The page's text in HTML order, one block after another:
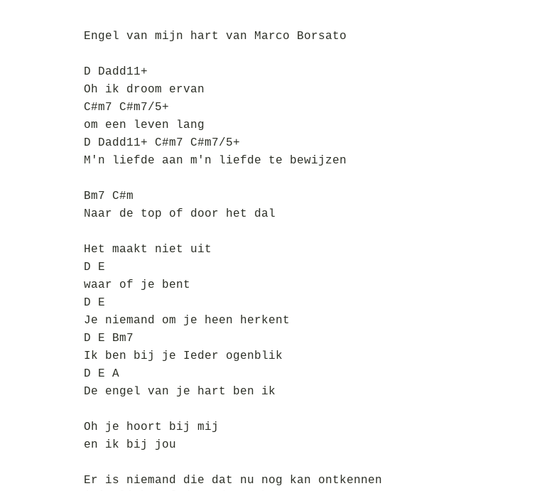
Engel van mijn hart van Marco Borsato
D Dadd11+
Oh ik droom ervan
C#m7 C#m7/5+
om een leven lang
D Dadd11+ C#m7 C#m7/5+
M'n liefde aan m'n liefde te bewijzen
Bm7 C#m
Naar de top of door het dal
Het maakt niet uit
D E
waar of je bent
D E
Je niemand om je heen herkent
D E Bm7
Ik ben bij je Ieder ogenblik
D E A
De engel van je hart ben ik
Oh je hoort bij mij
en ik bij jou
Er is niemand die dat nu nog kan ontkennen